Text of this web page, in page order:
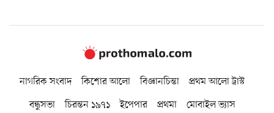
নাগরিক সংবাদ কিশোর আলো বিজ্ঞানচিন্তা
প্রথম আলো ট্রাস্ট
বন্ধুসভা
চিরন্তন ১৯৭১ ইপেপার প্রথমা মোবাইল ভ্যাস